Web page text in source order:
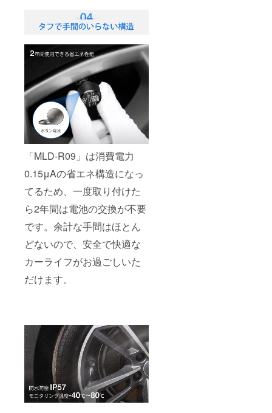
「MLD-R09」は消費電力
0.15μAの省エネ構造になっ
てるため、一度取り付けた
ら2年間は電池の交換が不要
です。余計な手間はほとん
どないので、安全で快適な
カーライフがお過ごしいた
だけます。